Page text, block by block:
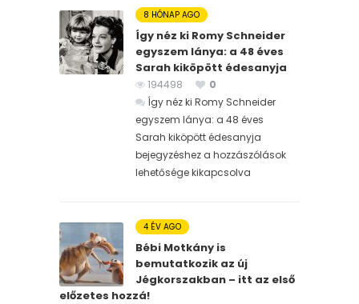
8 HÓNAP AGO
Így néz ki Romy Schneider
egyszem lánya: a 48 éves
Sarah kiköpött édesanyja
194498
0
Így néz ki Romy Schneider
egyszem lánya: a 48 éves
Sarah kiköpött édesanyja
bejegyzéshez a hozzászólások
lehetősége kikapcsolva
4 ÉV AGO
Bébi Motkány is
bemutatkozik az új
Jégkorszakban – itt az első
előzetes hozzá!